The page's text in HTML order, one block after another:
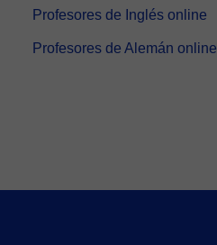
Profesores de Inglés online
Profesores de Alemán online